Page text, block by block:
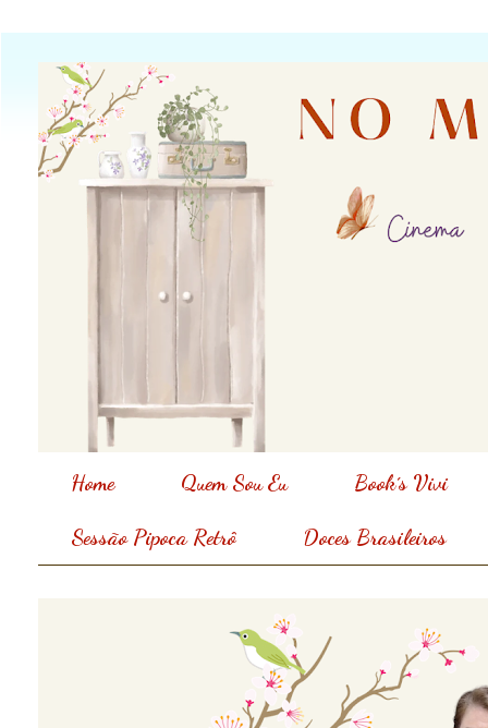
Home Quem Sou Eu Book´s Vivi
Sessão Pipoca Retrô Doces Brasileiros